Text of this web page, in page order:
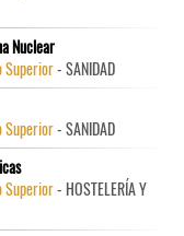
Nuclear
Superior- SANIDAD
Superior- SANIDAD
Superior- HOSTELERÍA Y